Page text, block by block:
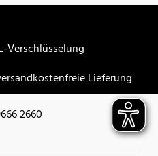
Verschlüsselung
Lieferung
2660